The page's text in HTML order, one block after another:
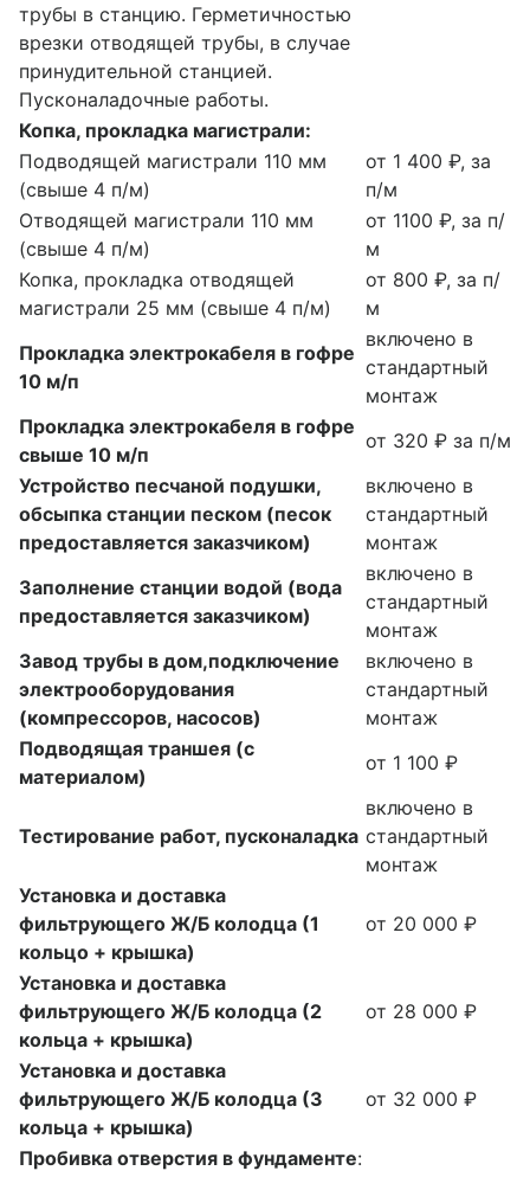
трубы в станцию. Герметичностью
врезки отводящей трубы, в случае
принудительной станцией.
Пусконаладочные работы.
Копка, прокладка магистрали:
Подводящей магистрали 110 мм
(свыше 4 п/м)
от 1 400 ₽, за
п/м
Отводящей магистрали 110 мм
(свыше 4 п/м)
от 1100 ₽, за п/
м
Копка, прокладка отводящей
магистрали 25 мм (свыше 4 п/м)
от 800 ₽, за п/
м
Прокладка электрокабеля в гофре
10 м/п
включено в
стандартный
монтаж
Прокладка электрокабеля в гофре
свыше 10 м/п
от 320 ₽ за п/м
Устройство песчаной подушки,
обсыпка станции песком (песок
предоставляется заказчиком)
включено в
стандартный
монтаж
Заполнение станции водой (вода
предоставляется заказчиком)
включено в
стандартный
монтаж
Завод трубы в дом,подключение
электрооборудования
(компрессоров, насосов)
включено в
стандартный
монтаж
Подводящая траншея (с
материалом)
от 1 100 ₽
Тестирование работ, пусконаладка
включено в
стандартный
монтаж
Установка и доставка
фильтрующего Ж/Б колодца (1
кольцо + крышка)
от 20 000 ₽
Установка и доставка
фильтрующего Ж/Б колодца (2
кольца + крышка)
от 28 000 ₽
Установка и доставка
фильтрующего Ж/Б колодца (3
кольца + крышка)
от 32 000 ₽
Пробивка отверстия в фундаменте: